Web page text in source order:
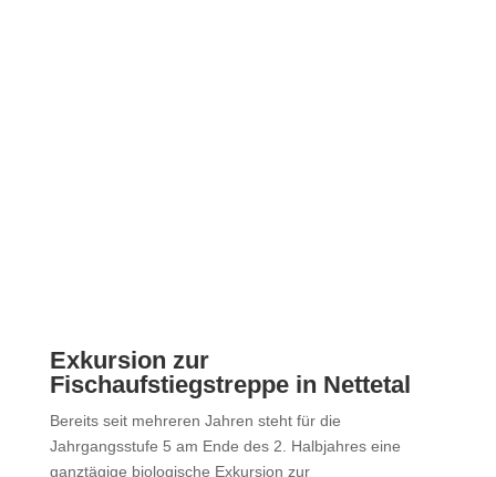
Exkursion zur
Fischaufstiegstreppe in Nettetal
Bereits seit mehreren Jahren steht für die
Jahrgangsstufe 5 am Ende des 2. Halbjahres eine
ganztägige biologische Exkursion zur